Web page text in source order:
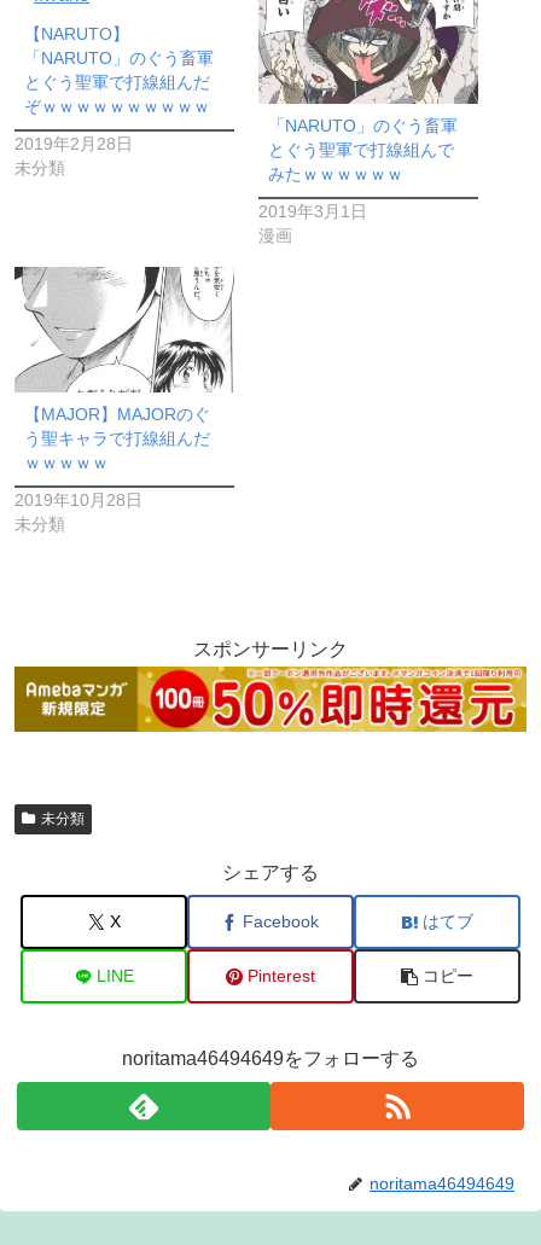
【NARUTO】
「NARUTO」のぐう畜軍
とぐう聖軍で打線組んだ
ぞｗｗｗｗｗｗｗｗｗｗ
2019年2月28日
未分類
「NARUTO」のぐう畜軍
とぐう聖軍で打線組んで
みたｗｗｗｗｗｗ
2019年3月1日
漫画
【MAJOR】MAJORのぐ
う聖キャラで打線組んだ
ｗｗｗｗｗ
2019年10月28日
未分類
スポンサーリンク
未分類
シェアする
X Facebook はてブ
LINE Pinterest コピー
noritama46494649をフォローする
noritama46494649